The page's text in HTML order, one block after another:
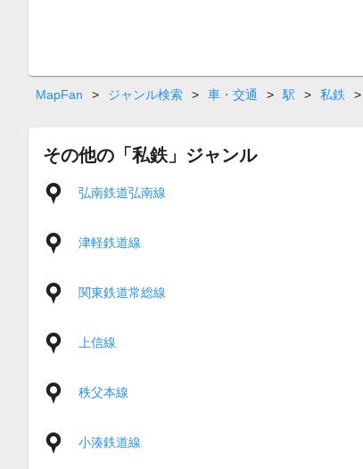
MapFan > ジャンル検索 > 車・交通 > 駅 > 私鉄 >
その他の「私鉄」ジャンル
弘南鉄道弘南線
津軽鉄道線
関東鉄道常総線
上信線
秩父本線
小湊鉄道線